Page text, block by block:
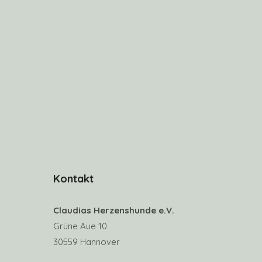
Kontakt
Claudias Herzenshunde e.V.
Grüne Aue 10
30559 Hannover